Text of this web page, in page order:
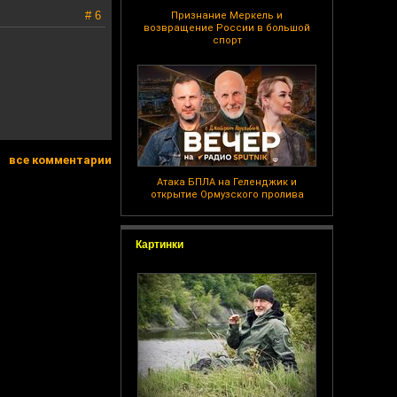
Признание Меркель и
возвращение России в большой
спорт
Атака БПЛА на Геленджик и
открытие Ормузского пролива
Картинки
# 6
все комментарии